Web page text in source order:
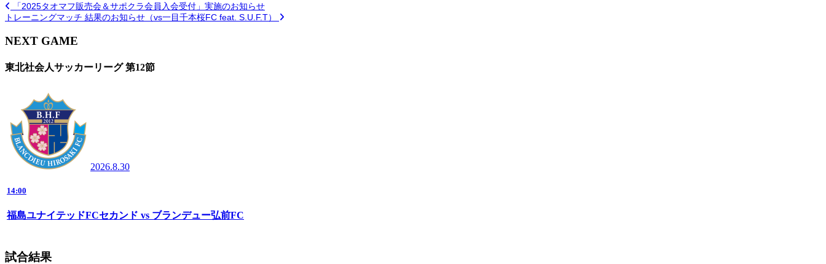
「2025タオマフ販売会＆サポクラ会員入会受付」実施のお知らせ
トレーニングマッチ 結果のお知らせ（vs一目千本桜FC feat. S.U.F.T）
NEXT GAME
東北社会人サッカーリーグ 第12節
2026.8.30
14:00
福島ユナイテッドFCセカンド vs ブランデュー弘前FC
試合結果